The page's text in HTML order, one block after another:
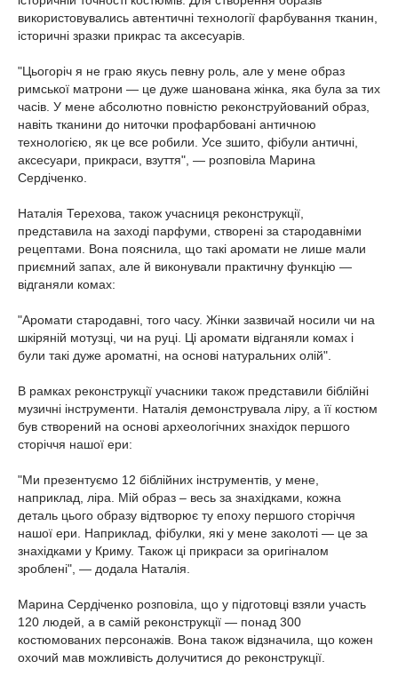
використовувались автентичні технології фарбування тканин,
історичні зразки прикрас та аксесуарів.
"Цьогоріч я не граю якусь певну роль, але у мене образ
римської матрони — це дуже шанована жінка, яка була за тих
часів. У мене абсолютно повністю реконструйований образ,
навіть тканини до ниточки профарбовані античною
технологією, як це все робили. Усе зшито, фібули античні,
аксесуари, прикраси, взуття", — розповіла Марина
Сердіченко.
Наталія Терехова, також учасниця реконструкції,
представила на заході парфуми, створені за стародавніми
рецептами. Вона пояснила, що такі аромати не лише мали
приємний запах, але й виконували практичну функцію —
відганяли комах:
"Аромати стародавні, того часу. Жінки зазвичай носили чи на
шкіряній мотузці, чи на руці. Ці аромати відганяли комах і
були такі дуже ароматні, на основі натуральних олій".
В рамках реконструкції учасники також представили біблійні
музичні інструменти. Наталія демонструвала ліру, а її костюм
був створений на основі археологічних знахідок першого
сторіччя нашої ери:
"Ми презентуємо 12 біблійних інструментів, у мене,
наприклад, ліра. Мій образ – весь за знахідками, кожна
деталь цього образу відтворює ту епоху першого сторіччя
нашої ери. Наприклад, фібулки, які у мене заколоті — це за
знахідками у Криму. Також ці прикраси за оригіналом
зроблені", — додала Наталія.
Марина Сердіченко розповіла, що у підготовці взяли участь
120 людей, а в самій реконструкції — понад 300
костюмованих персонажів. Вона також відзначила, що кожен
охочий мав можливість долучитися до реконструкції.